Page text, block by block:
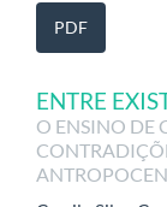
PDF
ENTRE
O ENSINO DE